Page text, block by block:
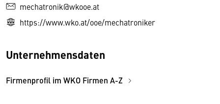
mechatronik@wkooe.at
https://www.wko.at/ooe/mechatroniker
Unternehmensdaten
Firmenprofil im WKO Firmen A-Z